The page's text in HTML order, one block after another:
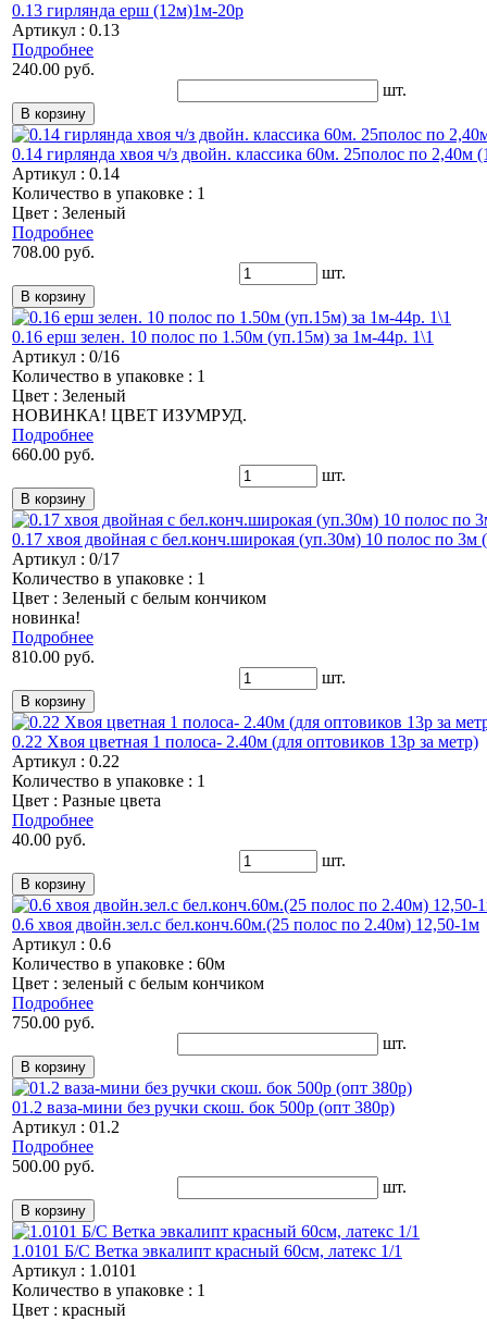
0.13 гирлянда ерш (12м)1м-20р
Артикул : 0.13
Подробнее
240.00 руб.
шт.
0.14 гирлянда хвоя ч/з двойн. классика 60м. 25полос по 2,40м
Артикул : 0.14
Количество в упаковке : 1
Цвет : Зеленый
Подробнее
708.00 руб.
шт.
0.16 ерш зелен. 10 полос по 1.50м (уп.15м) за 1м-44р. 1\1
Артикул : 0/16
Количество в упаковке : 1
Цвет : Зеленый
НОВИНКА! ЦВЕТ ИЗУМРУД.
Подробнее
660.00 руб.
шт.
0.17 хвоя двойная с бел.конч.широкая (уп.30м) 10 полос по 3м
Артикул : 0/17
Количество в упаковке : 1
Цвет : Зеленый с белым кончиком
новинка!
Подробнее
810.00 руб.
шт.
0.22 Хвоя цветная 1 полоса- 2.40м (для оптовиков 13р за метр)
Артикул : 0.22
Количество в упаковке : 1
Цвет : Разные цвета
Подробнее
40.00 руб.
шт.
0.6 хвоя двойн.зел.с бел.конч.60м.(25 полос по 2.40м) 12,50-1м
Артикул : 0.6
Количество в упаковке : 60м
Цвет : зеленый с белым кончиком
Подробнее
750.00 руб.
шт.
01.2 ваза-мини без ручки скош. бок 500р (опт 380р)
Артикул : 01.2
Подробнее
500.00 руб.
шт.
1.0101 Б/С Ветка эвкалипт красный 60см, латекс 1/1
Артикул : 1.0101
Количество в упаковке : 1
Цвет : красный